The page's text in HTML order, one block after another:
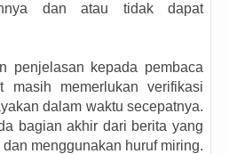
dan atau tidak dapat
penjelasan kepada pembaca
masih memerlukan verifikasi
dalam waktu secepatnya.
bagian akhir dari berita yang
menggunakan huruf miring.